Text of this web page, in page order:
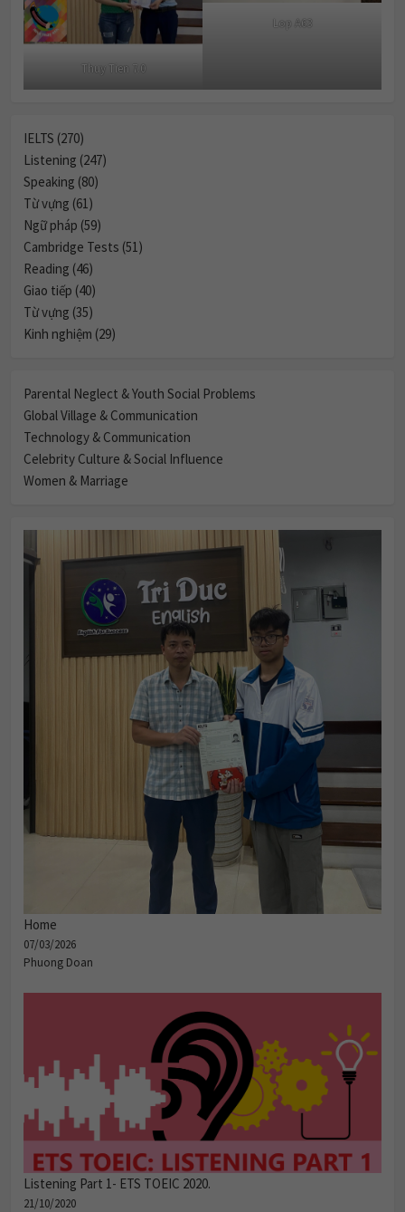
Thuy Tien 7.0
Lop A63
IELTS (270)
Listening (247)
Speaking (80)
Từ vựng (61)
Ngữ pháp (59)
Cambridge Tests (51)
Reading (46)
Giao tiếp (40)
Từ vựng (35)
Kinh nghiệm (29)
Parental Neglect & Youth Social Problems
Global Village & Communication
Technology & Communication
Celebrity Culture & Social Influence
Women & Marriage
Home
07/03/2026
Phuong Doan
Listening Part 1- ETS TOEIC 2020.
21/10/2020